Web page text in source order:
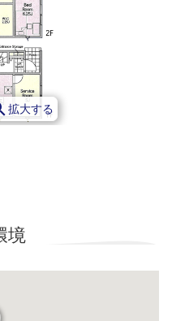
拡大する
境